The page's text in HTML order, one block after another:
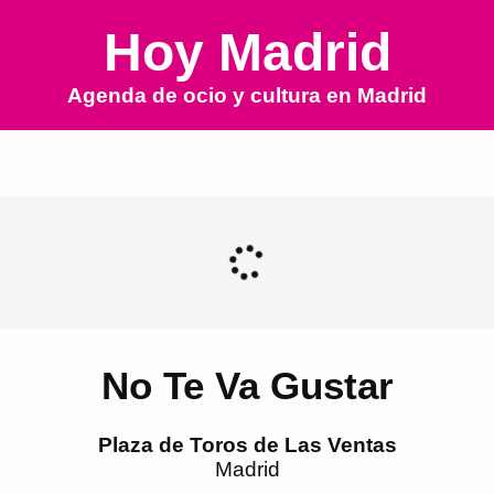
Hoy Madrid
Agenda de ocio y cultura en Madrid
No Te Va Gustar
Plaza de Toros de Las Ventas
Madrid